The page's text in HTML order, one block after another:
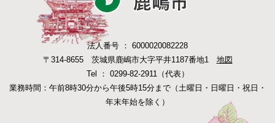
法人番号 ： 6000020082228
〒314-8655 茨城県鹿嶋市大字平井1187番地1 地図
Tel ： 0299-82-2911（代表）
業務時間：午前8時30分から午後5時15分まで（土曜日・日曜日・祝日・
年末年始を除く）